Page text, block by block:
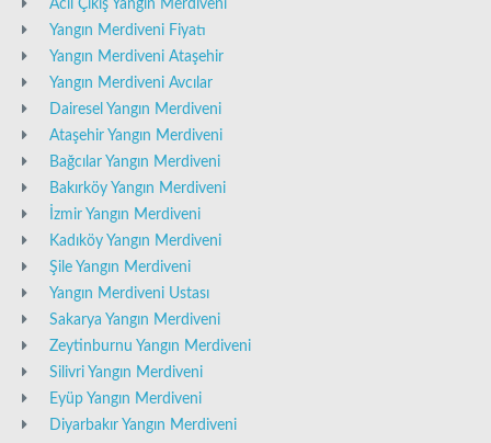
Acil Çıkış Yangın Merdiveni
Yangın Merdiveni Fiyatı
Yangın Merdiveni Ataşehir
Yangın Merdiveni Avcılar
Dairesel Yangın Merdiveni
Ataşehir Yangın Merdiveni
Bağcılar Yangın Merdiveni
Bakırköy Yangın Merdiveni
İzmir Yangın Merdiveni
Kadıköy Yangın Merdiveni
Şile Yangın Merdiveni
Yangın Merdiveni Ustası
Sakarya Yangın Merdiveni
Zeytinburnu Yangın Merdiveni
Silivri Yangın Merdiveni
Eyüp Yangın Merdiveni
Diyarbakır Yangın Merdiveni